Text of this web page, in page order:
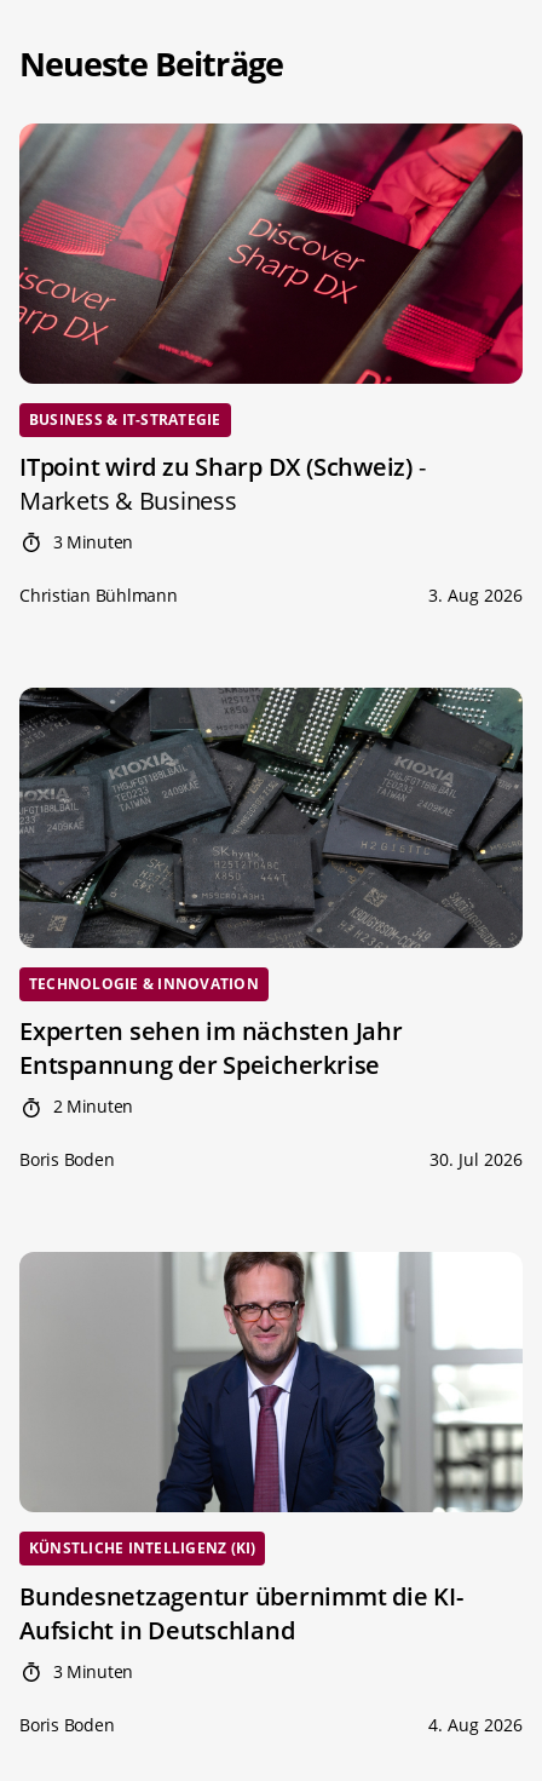
Neueste Beiträge
BUSINESS & IT-STRATEGIE
ITpoint wird zu Sharp DX (Schweiz)-
Markets & Business
3 Minuten
Christian Bühlmann 3. Aug 2026
TECHNOLOGIE & INNOVATION
Experten sehen im nächsten Jahr
Entspannung der Speicherkrise
2 Minuten
Boris Boden 30. Jul 2026
KÜNSTLICHE INTELLIGENZ (KI)
Bundesnetzagentur übernimmt die KI-
Aufsicht in Deutschland
3 Minuten
Boris Boden 4. Aug 2026